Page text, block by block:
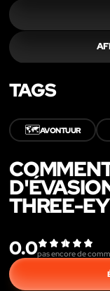
TAGS
🗺️AVONTUUR
THREE-
0.0pas encore de